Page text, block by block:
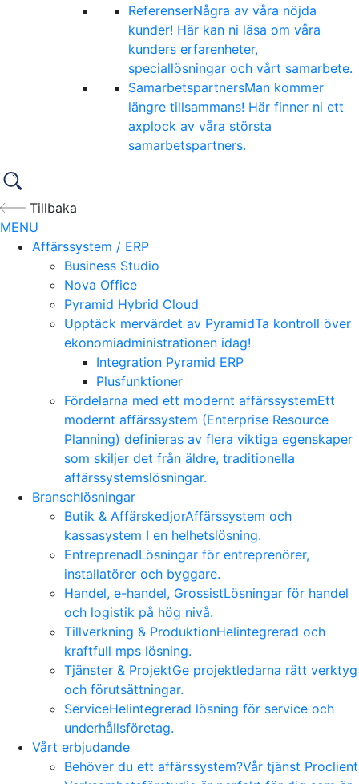
ReferenserNågra av våra nöjda
kunder! Här kan ni läsa om våra
kunders erfarenheter,
speciallösningar och vårt samarbete.
SamarbetspartnersMan kommer
längre tillsammans! Här finner ni ett
axplock av våra största
samarbetspartners.
Tillbaka
MENU
Affärssystem / ERP
Business Studio
Nova Office
Pyramid Hybrid Cloud
Upptäck mervärdet av PyramidTa kontroll över
ekonomiadministrationen idag!
Integration Pyramid ERP
Plusfunktioner
Fördelarna med ett modernt affärssystemEtt
modernt affärssystem (Enterprise Resource
Planning) definieras av flera viktiga egenskaper
som skiljer det från äldre, traditionella
affärssystemslösningar.
Branschlösningar
Butik & AffärskedjorAffärssystem och
kassasystem I en helhetslösning.
EntreprenadLösningar för entreprenörer,
installatörer och byggare.
Handel, e-handel, GrossistLösningar för handel
och logistik på hög nivå.
Tillverkning & ProduktionHelintegrerad och
kraftfull mps lösning.
Tjänster & ProjektGe projektledarna rätt verktyg
och förutsättningar.
ServiceHelintegrerad lösning för service och
underhållsföretag.
Vårt erbjudande
Behöver du ett affärssystem?Vår tjänst Proclient